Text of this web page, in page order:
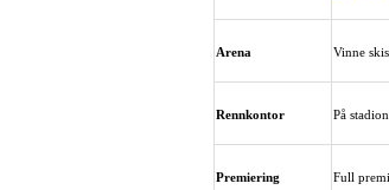
Arena Vinne
Rennkontor På
Premiering Full